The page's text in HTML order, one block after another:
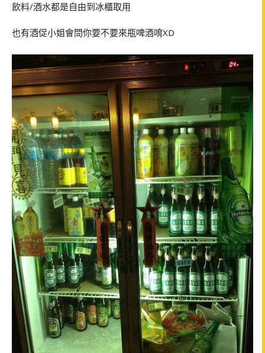
飲料/酒水都是自由到冰櫃取用
也有酒促小姐會問你要不要來瓶啤酒唷XD